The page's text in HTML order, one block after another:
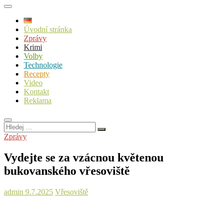
Úvodní stránka
Zprávy
Krimi
Volby
Technologie
Recepty
Video
Kontakt
Reklama
Hledej
…
Zprávy
Vydejte se za vzácnou květenou
bukovanského vřesoviště
admin 9.7.2025 Vřesoviště